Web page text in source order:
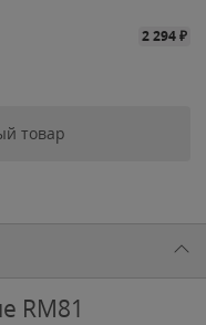
2 294₽
товар
RM81